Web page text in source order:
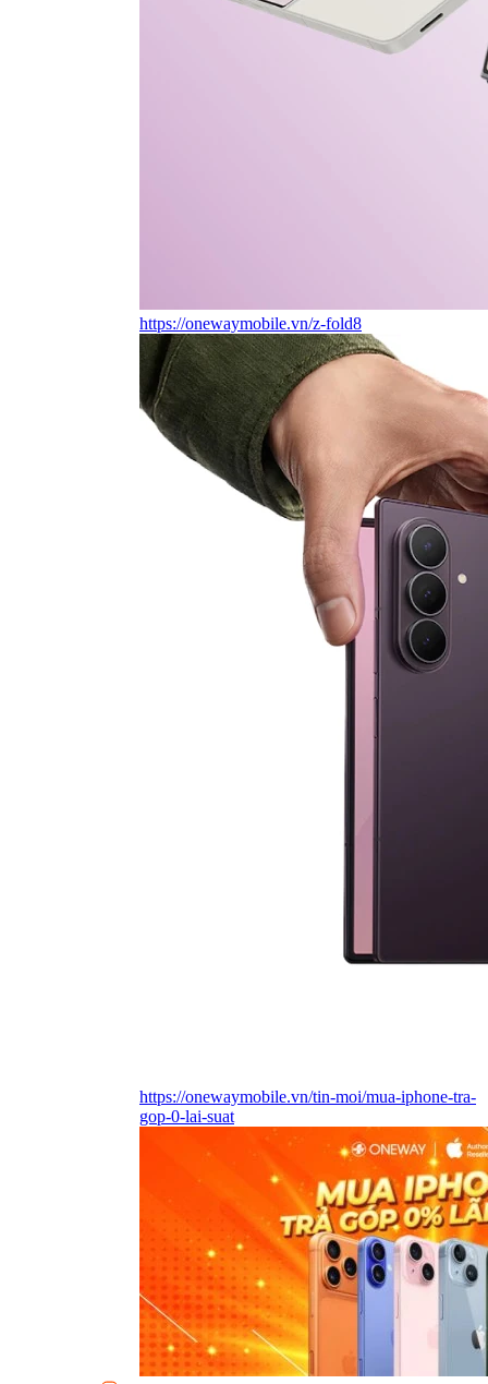
https://onewaymobile.vn/z-fold8
https://onewaymobile.vn/tin-moi/mua-iphone-tra-
gop-0-lai-suat